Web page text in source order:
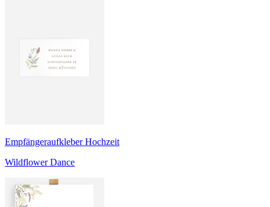
Empfängeraufkleber Hochzeit
Wildflower Dance